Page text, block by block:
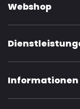
Webshop
Informationen